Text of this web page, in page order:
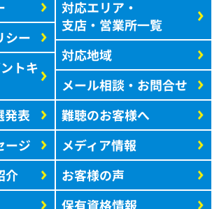
シー
トキ
発表
ージ
介
対応エリア・
支店・営業所一覧
対応地域
メール相談・お問合せ
難聴のお客様へ
メディア情報
お客様の声
保有資格情報